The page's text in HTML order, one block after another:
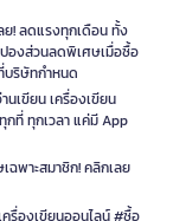
ย! ลดแรงทุกเดือน ทั้ง
องส่วนลดพิเศษเมื่อซื้อ
บริษัทกำหนด
เขียน เครื่องเขียน
กที่ ทุกเวลา แค่มี App
ฉพาะสมาชิก! คลิกเลย
รื่องเขียนออนไลน์ #ซื้อ